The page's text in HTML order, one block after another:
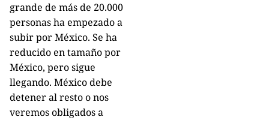
grande de más de 20.000
personas ha empezado a
subir por México. Se ha
reducido en tamaño por
México, pero sigue
llegando. México debe
detener al resto o nos
veremos obligados a